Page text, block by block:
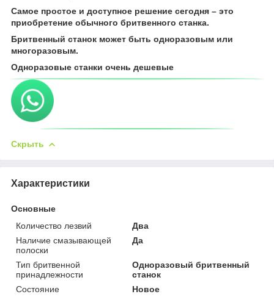
Самое простое и доступное решение сегодня – это
приобретение обычного бритвенного станка.
Бритвенный станок может быть одноразовым или
многоразовым.
Одноразовые станки очень дешевые
Скрыть
Характеристики
Основные
Количество лезвий
Два
Наличие смазывающей
полоски
Да
Тип бритвенной
принадлежности
Одноразовый бритвенный
станок
Состояние
Новое